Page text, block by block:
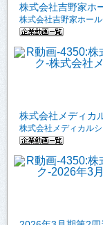
株式会社吉野家ホ
株式会社吉野家ホー
株式会社メディカ
株式会社メディカル